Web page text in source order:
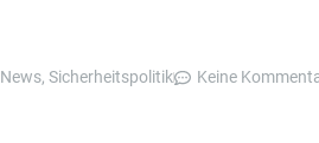
News, Sicherheitspolitik Keine